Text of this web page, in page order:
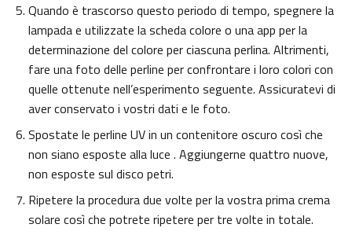
Quando è trascorso questo periodo di tempo, spegnere la
lampada e utilizzate la scheda colore o una app per la
determinazione del colore per ciascuna perlina. Altrimenti,
fare una foto delle perline per confrontare i loro colori con
quelle ottenute nell’esperimento seguente. Assicuratevi di
aver conservato i vostri dati e le foto.
Spostate le perline UV in un contenitore oscuro così che
non siano esposte alla luce . Aggiungerne quattro nuove,
non esposte sul disco petri.
Ripetere la procedura due volte per la vostra prima crema
solare così che potrete ripetere per tre volte in totale.